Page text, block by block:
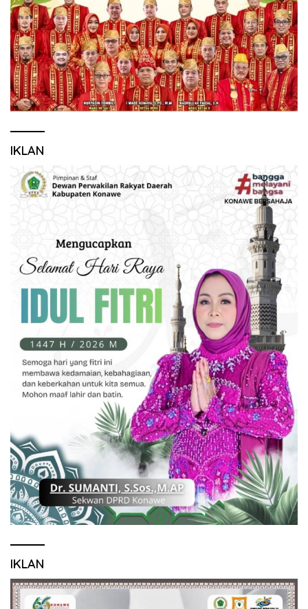
IKLAN
IKLAN